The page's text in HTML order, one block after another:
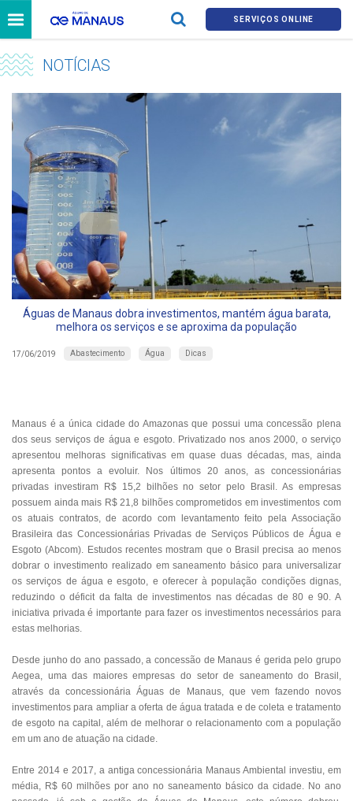
SERVIÇOS ONLINE
NOTÍCIAS
Águas de Manaus dobra investimentos, mantém água barata,
melhora os serviços e se aproxima da população
17/06/2019 Abastecimento Água Dicas
Manaus é a única cidade do Amazonas que possui uma concessão plena
dos seus serviços de água e esgoto. Privatizado nos anos 2000, o serviço
apresentou melhoras significativas em quase duas décadas, mas, ainda
apresenta pontos a evoluir. Nos últimos 20 anos, as concessionárias
privadas investiram R$ 15,2 bilhões no setor pelo Brasil. As empresas
possuem ainda mais R$ 21,8 bilhões comprometidos em investimentos com
os atuais contratos, de acordo com levantamento feito pela Associação
Brasileira das Concessionárias Privadas de Serviços Públicos de Água e
Esgoto (Abcom). Estudos recentes mostram que o Brasil precisa ao menos
dobrar o investimento realizado em saneamento básico para universalizar
os serviços de água e esgoto, e oferecer à população condições dignas,
reduzindo o déficit da falta de investimentos nas décadas de 80 e 90. A
iniciativa privada é importante para fazer os investimentos necessários para
estas melhorias.
Desde junho do ano passado, a concessão de Manaus é gerida pelo grupo
Aegea, uma das maiores empresas do setor de saneamento do Brasil,
através da concessionária Águas de Manaus, que vem fazendo novos
investimentos para ampliar a oferta de água tratada e de coleta e tratamento
de esgoto na capital, além de melhorar o relacionamento com a população
em um ano de atuação na cidade.
Entre 2014 e 2017, a antiga concessionária Manaus Ambiental investiu, em
média, R$ 60 milhões por ano no saneamento básico da cidade. No ano